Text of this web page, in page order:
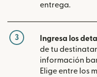
entrega.
3 Ingresa los
de tu
información
Elige entre los